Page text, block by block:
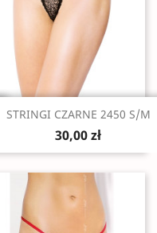
Szybki podgląd
STRINGI CZARNE 2450 S/M
30,00 zł